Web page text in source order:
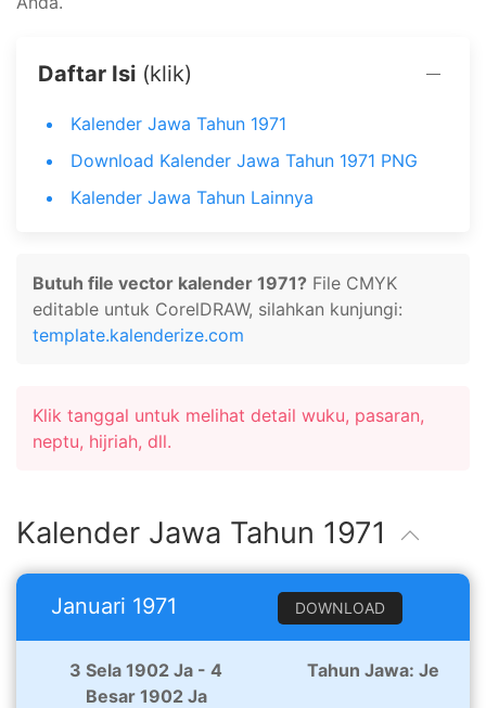
Daftar Isi (klik)
Kalender Jawa Tahun 1971
Download Kalender Jawa Tahun 1971 PNG
Kalender Jawa Tahun Lainnya
Butuh file vector kalender 1971? File CMYK
editable untuk CorelDRAW, silahkan kunjungi:
template.kalenderize.com
Klik tanggal untuk melihat detail wuku, pasaran,
neptu, hijriah, dll.
Kalender Jawa Tahun 1971
Januari 1971 DOWNLOAD
3 Sela 1902 Ja - 4
Besar 1902 Ja
Tahun Jawa: Je